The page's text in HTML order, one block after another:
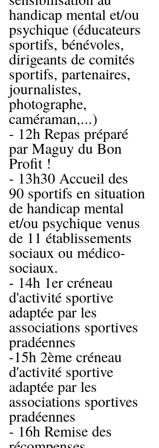
handicap mental et/ou
psychique (éducateurs
sportifs, bénévoles,
dirigeants de comités
sportifs, partenaires,
journalistes,
photographe,
caméraman,...)
- 12h Repas préparé
par Maguy du Bon
Profit !
- 13h30 Accueil des
90 sportifs en situation
de handicap mental
et/ou psychique venus
de 11 établissements
sociaux ou médico-
sociaux.
- 14h 1er créneau
d'activité sportive
adaptée par les
associations sportives
pradéennes
-15h 2ème créneau
d'activité sportive
adaptée par les
associations sportives
pradéennes
- 16h Remise des